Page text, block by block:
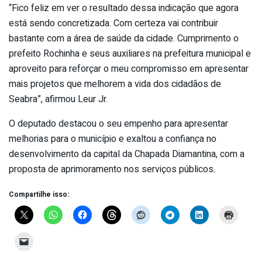
“Fico feliz em ver o resultado dessa indicação que agora
está sendo concretizada. Com certeza vai contribuir
bastante com a área de saúde da cidade. Cumprimento o
prefeito Rochinha e seus auxiliares na prefeitura municipal e
aproveito para reforçar o meu compromisso em apresentar
mais projetos que melhorem a vida dos cidadãos de
Seabra”, afirmou Leur Jr.
O deputado destacou o seu empenho para apresentar
melhorias para o município e exaltou a confiança no
desenvolvimento da capital da Chapada Diamantina, com a
proposta de aprimoramento nos serviços públicos.
Compartilhe isso: